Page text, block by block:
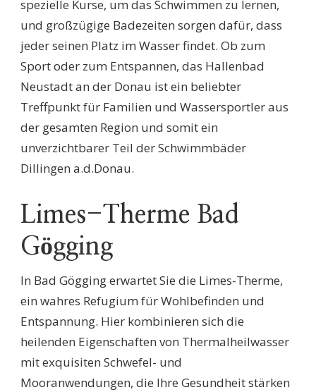
spezielle Kurse, um das Schwimmen zu lernen,
und großzügige Badezeiten sorgen dafür, dass
jeder seinen Platz im Wasser findet. Ob zum
Sport oder zum Entspannen, das Hallenbad
Neustadt an der Donau ist ein beliebter
Treffpunkt für Familien und Wassersportler aus
der gesamten Region und somit ein
unverzichtbarer Teil der Schwimmbäder
Dillingen a.d.Donau.
Limes-Therme Bad
Gögging
In Bad Gögging erwartet Sie die Limes-Therme,
ein wahres Refugium für Wohlbefinden und
Entspannung. Hier kombinieren sich die
heilenden Eigenschaften von Thermalheilwasser
mit exquisiten Schwefel- und
Mooranwendungen, die Ihre Gesundheit stärken